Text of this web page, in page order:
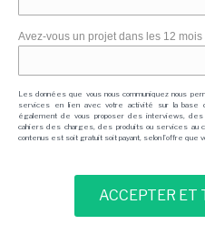
Avez-vous un projet dans les 12
Les données que vous nous communiquez nous
services en lien avec votre activité sur la base
également de vous proposer des interviews,
cahiers des charges, des produits ou services au
contenus est soit gratuit soit payant, selon l'offre que